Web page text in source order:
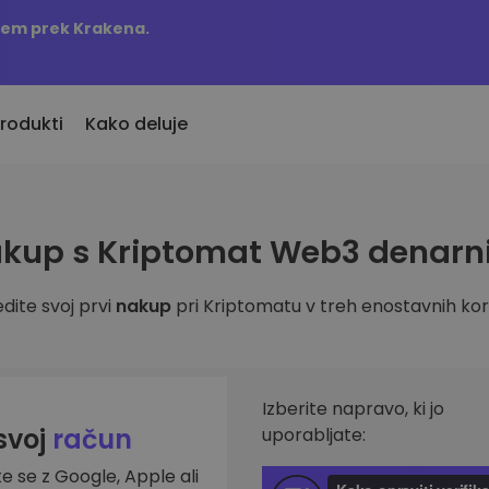
prek Krakena.
dodani
dodane kriptovalute
bi kupil 100 EUR…
KriptoEarn
Zaslužite nagrade s svojim
Trezor
Redno načrtovane naložbe (DCA)
Opozorila o
Ažurne
Raziščite
Pametni
učinkovitost
Kako deluje
s Kriptomat Web3
svoj prvi nakuppri Kriptomatu v treh enostavnih
račun
se z Google, Apple ali
Izberite napravo, ki jo
uporabljate: